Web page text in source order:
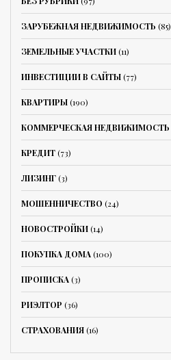
ЗАРУБЕЖНАЯ НЕДВИЖИМОСТЬ (85)
ЗЕМЕЛЬНЫЕ УЧАСТКИ(11)
ИНВЕСТИЦИИ В САЙТЫ(77)
КВАРТИРЫ(190)
КОММЕРЧЕСКАЯ НЕДВИЖИМОСТЬ
КРЕДИТ(73)
ЛИЗИНГ(3)
МОШЕННИЧЕСТВО (24)
НОВОСТРОЙКИ(14)
ПОКУПКА ДОМА(100)
ПРОПИСКА(3)
РИЭЛТОР (36)
СТРАХОВАНИЯ(16)